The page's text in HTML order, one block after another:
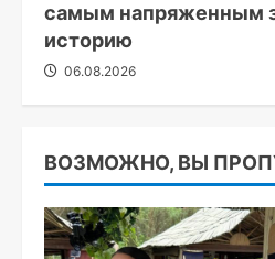
самым напряженным
историю
06.08.2026
ВОЗМОЖНО, ВЫ